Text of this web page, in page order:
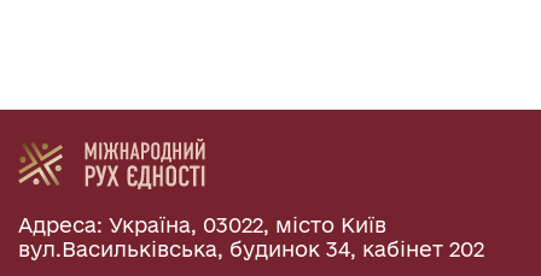
Адреса: Україна, 03022, місто Київ
вул.Васильківська, будинок 34, кабінет 202